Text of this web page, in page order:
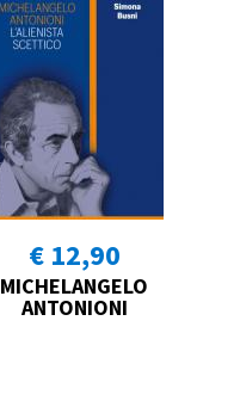
€ 12,90
MICHELANGELO
ANTONIONI